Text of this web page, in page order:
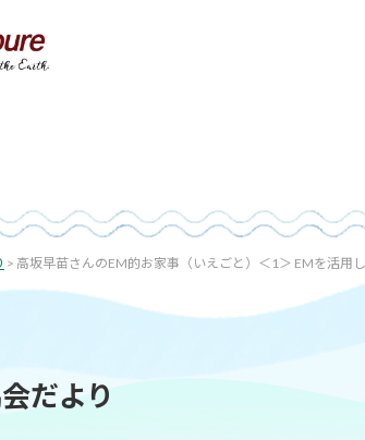
> 高坂早苗さんのEM的お家事（いえごと）＜1＞ EMを活用
だより